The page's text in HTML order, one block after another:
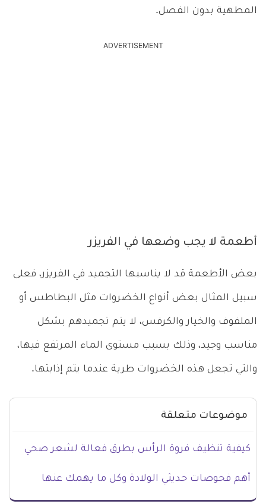
المطهية بدون الفصل.
ADVERTISEMENT
أطعمة لا يجب وضعها في الفريزر
بعض الأطعمة قد لا يناسبها التجميد في الفريزر، فعلى
سبيل المثال بعض أنواع الخضروات مثل البطاطس أو
الملفوف والخيار والكرفس، لا يتم تجميدهم بشكل
مناسب وجيد، وذلك بسبب مستوى الماء المرتفع فيها،
والتي تجعل هذه الخضروات طرية عندما يتم إذابتها.
موضوعات متعلقة
كيفية تنظيف فروة الرأس بطرق فعالة لشعر صحي
أهم فحوصات حديثي الولادة وكل ما يهمك عنها